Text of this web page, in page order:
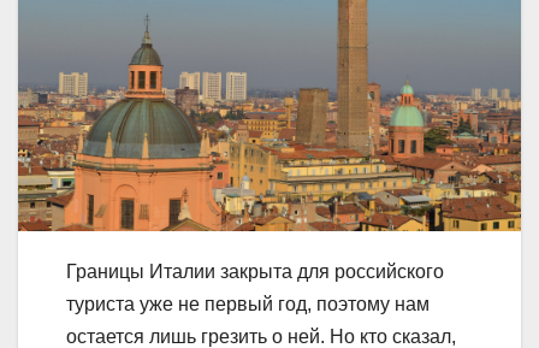
Границы Италии закрыта для российского
туриста уже не первый год, поэтому нам
остается лишь грезить о ней. Но кто сказал,